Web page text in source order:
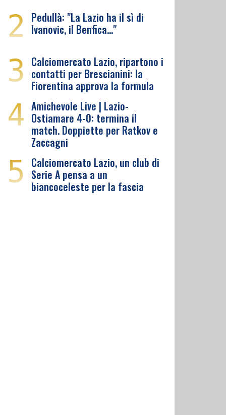
2 Pedullà: "La Lazio ha il sì di
Ivanovic, il Benfica…"
3 Calciomercato Lazio, ripartono i
contatti per Brescianini: la
Fiorentina approva la formula
4 Amichevole Live | Lazio-
Ostiamare 4-0: termina il
match. Doppiette per Ratkov e
Zaccagni
5 Calciomercato Lazio, un club di
Serie A pensa a un
biancoceleste per la fascia